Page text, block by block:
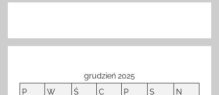
grudzień 2025
P
W Ś C P S N